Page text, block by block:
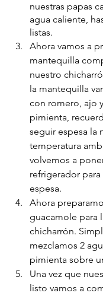
nuestras papas
agua caliente,
listas.
Ahora vamos a
mantequilla
nuestro
la mantequilla
con romero, ajo
pimienta,
seguir espesa la
temperatura
volvemos a
refrigerador para
espesa.
Ahora
guacamole para
chicharrón.
mezclamos 2
pimienta sobre
Una vez que
listo vamos a